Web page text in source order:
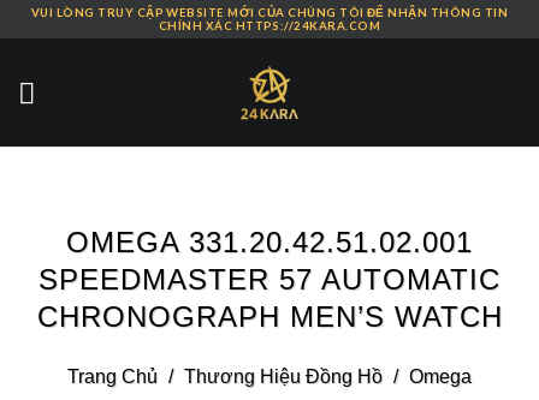
Skip
content
VUI LÒNG TRUY CẬP WEBSITE MỚI CỦA CHÚNG TÔI ĐỂ NHẬN THÔNG TIN
CHÍNH XÁC HTTPS://24KARA.COM
OMEGA 331.20.42.51.02.001
SPEEDMASTER 57 AUTOMATIC
CHRONOGRAPH MEN’S WATCH
Trang Chủ / Thương Hiệu Đồng Hồ / Omega